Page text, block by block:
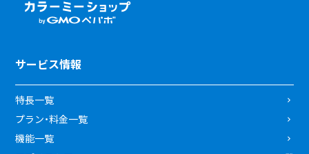
サービス情報
特長一覧
プラン・料金一覧
機能一覧